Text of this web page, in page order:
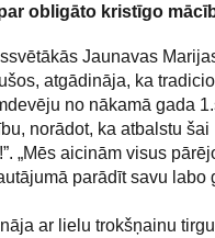
obligāto kristīgo
Jaunavas
atgādināja, ka
no nākamā gada
norādot, ka atbalstu
„Mēs aicinām visus
parādīt savu labo
ar lielu trokšņainu